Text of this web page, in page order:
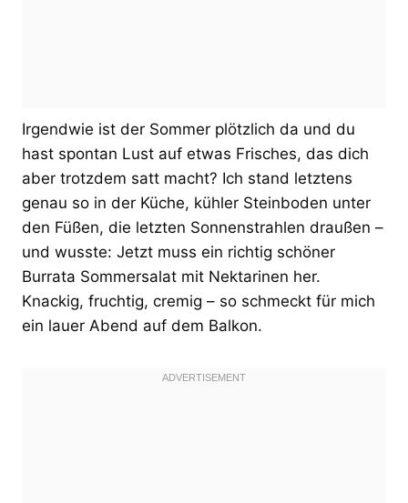
Irgendwie ist der Sommer plötzlich da und du
hast spontan Lust auf etwas Frisches, das dich
aber trotzdem satt macht? Ich stand letztens
genau so in der Küche, kühler Steinboden unter
den Füßen, die letzten Sonnenstrahlen draußen –
und wusste: Jetzt muss ein richtig schöner
Burrata Sommersalat mit Nektarinen her.
Knackig, fruchtig, cremig – so schmeckt für mich
ein lauer Abend auf dem Balkon.